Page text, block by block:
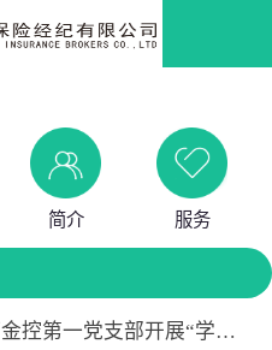
简介 服务
华西金控第一党支部开展“学党史 知党情 做合格党员”主题教育工作会